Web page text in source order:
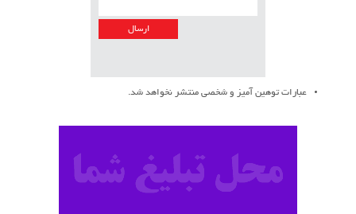
عبارات توهین آمیز و شخصی منتشر نخواهد شد.